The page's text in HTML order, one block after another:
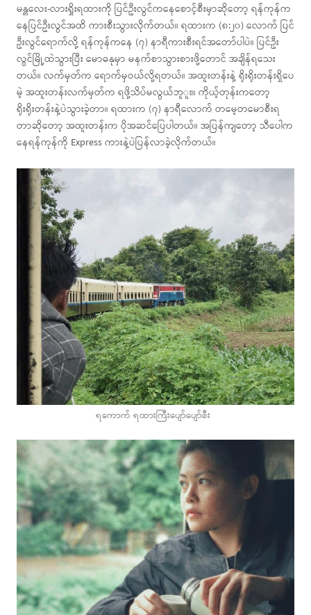
မန္တလေး-လားရှိုးရထားကို ပြင်ဦးလွင်ကနေစောင့်စီးမှာဆိုတော့ ရန်ကုန်က
နေပြင်ဦးလွင်အထိ ကားစီးသွားလိုက်တယ်။ ရထားက (၈:၂၀) လောက် ပြင်
ဦးလွင်ရောက်လို့ ရန်ကုန်ကနေ (၇) နာရီကားစီးရင်အတော်ပါပဲ။ ပြင်ဦး
လွင်မြို့ထဲသွားပြီး မောဓနုမှာ မနက်စာသွားစားဖို့တောင် အချိန်ရသေး
တယ်။ လက်မှတ်က ရောက်မှဝယ်လို့ရတယ်။ အထူးတန်းနဲ့ ရိုးရိုးတန်းရှိပေ
မဲ့ အထူးတန်းလက်မှတ်က ရဖို့သိပ်မလွယ်ဘူူး။ ကိုယ့်တုန်းကတော့
ရိုးရိုးတန်းနဲ့ပဲသွားခဲ့တာ။ ရထားက (၇) နာရီလောက် တမေ့တမောစီးရ
တာဆိုတော့ အထူးတန်းက ပိုအဆင်ပြေပါတယ်။ အပြန်ကျတော့ သီပေါက
နေရန်ကုန်ကို Express ကားနဲ့ပဲပြန်လာခဲ့လိုက်တယ်။
ရကောက် ရထားကြီးပျော်ပျော်စီး